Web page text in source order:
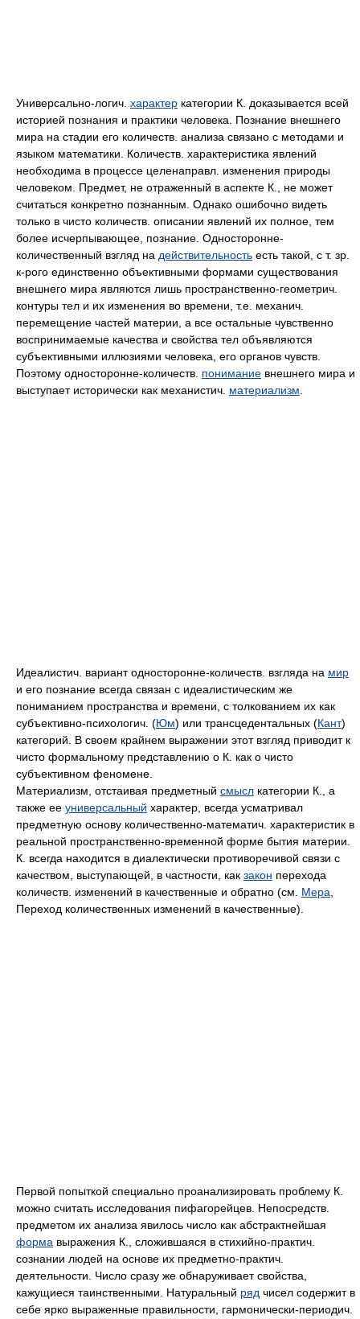
Универсально-логич. характер категории К. доказывается всей
историей познания и практики человека. Познание внешнего
мира на стадии его количеств. анализа связано с методами и
языком математики. Количеств. характеристика явлений
необходима в процессе целенаправл. изменения природы
человеком. Предмет, не отраженный в аспекте К., не может
считаться конкретно познанным. Однако ошибочно видеть
только в чисто количеств. описании явлений их полное, тем
более исчерпывающее, познание. Односторонне-
количественный взгляд на действительность есть такой, с т. зр.
к-рого единственно объективными формами существования
внешнего мира являются лишь пространственно-геометрич.
контуры тел и их изменения во времени, т.е. механич.
перемещение частей материи, а все остальные чувственно
воспринимаемые качества и свойства тел объявляются
субъективными иллюзиями человека, его органов чувств.
Поэтому односторонне-количеств. понимание внешнего мира и
выступает исторически как механистич. материализм
Идеалистич. вариант односторонне-количеств. взгляда на мир
и его познание всегда связан с идеалистическим же
пониманием пространства и времени, с толкованием их как
субъективно-психологич. (Юм) или трансцедентальных (Кант)
категорий. В своем крайнем выражении этот взгляд приводит к
чисто формальному представлению о К. как о чисто
субъективном феномене.
Материализм, отстаивая предметный смысл категории К., а
также ее универсальный характер, всегда усматривал
предметную основу количественно-математич. характеристик в
реальной пространственно-временной форме бытия материи.
К. всегда находится в диалектически противоречивой связи с
качеством, выступающей, в частности, как закон перехода
количеств. изменений в качественные и обратно (см. Мера
Переход количественных изменений в качественные).
Первой попыткой специально проанализировать проблему К.
можно считать исследования пифагорейцев. Непосредств.
предметом их анализа явилось число как абстрактнейшая
форма выражения К., сложившаяся в стихийно-практич.
сознании людей на основе их предметно-практич.
деятельности. Число сразу же обнаруживает свойства,
кажущиеся таинственными. Натуральный ряд чисел содержит в
себе ярко выраженные правильности, гармонически-периодич.